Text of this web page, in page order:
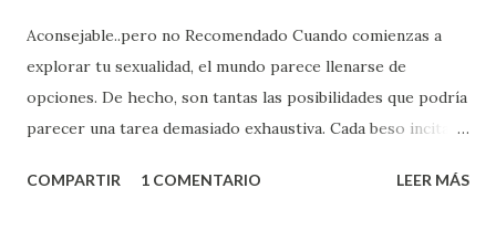
Aconsejable..pero no Recomendado Cuando comienzas a
explorar tu sexualidad, el mundo parece llenarse de
opciones. De hecho, son tantas las posibilidades que podría
parecer una tarea demasiado exhaustiva. Cada beso incita
partes de ti que jamás hubieras imaginado. El problema es
COMPARTIR 1 COMENTARIO LEER MÁS